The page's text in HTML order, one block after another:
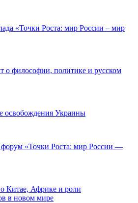
«Точки Роста: мир России – мир
о философии, политике и русском
освобождения Украины
«Точки Роста: мир России —
Китае, Африке и роли
в новом мире